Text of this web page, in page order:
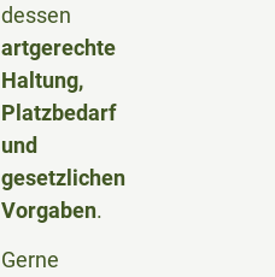
dessen
artgerechte
Haltung,
Platzbedarf
und
gesetzlichen
Vorgaben.
Gerne